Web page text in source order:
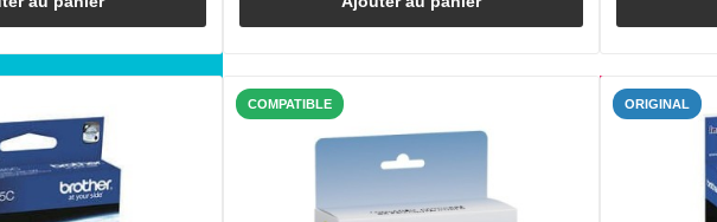
COMPATIBLE ORIGINAL